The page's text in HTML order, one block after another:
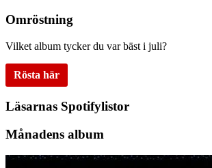
Omröstning
Vilket album tycker du var bäst i juli?
Rösta här
Läsarnas Spotifylistor
Månadens album